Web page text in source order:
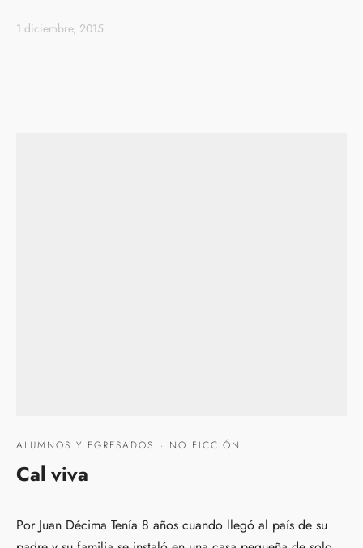
1 diciembre, 2015
ALUMNOS Y EGRESADOS · NO FICCIÓN
Cal viva
Por Juan Décima Tenía 8 años cuando llegó al país de su